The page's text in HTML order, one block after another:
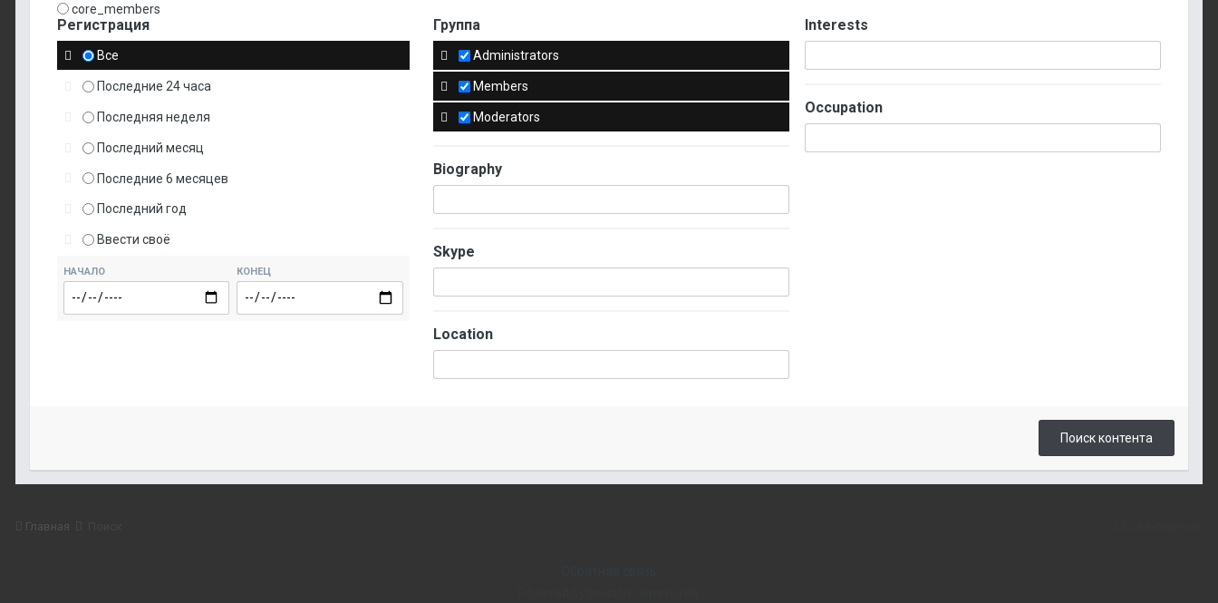
core_members
Регистрация
Все
Последние 24 часа
Последняя неделя
Последний месяц
Последние 6 месяцев
Последний год
Ввести своё
НАЧАЛО КОНЕЦ
Группа
Administrators
Members
Moderators
Biography
Skype
Location
Interests
Occupation
Поиск контента
Главная